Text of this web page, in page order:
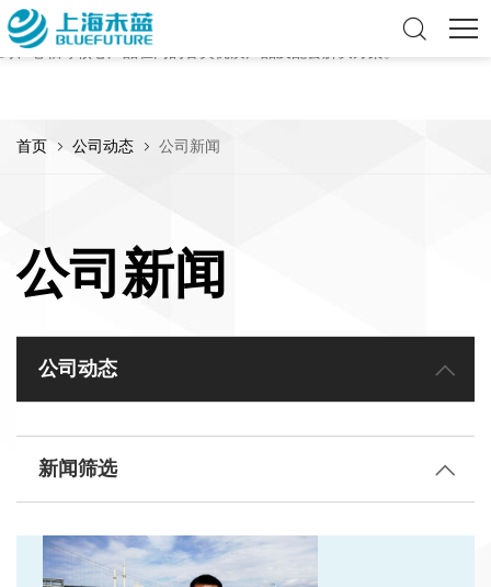
上海未蓝是专业的流体传动产品及服务提供商，致力于为全球客户提供优
质的流体解决方案，可提供包括软管、硬管、连接件、泵阀、皮带、密
封、卷轴等核心产品在内的各类优质产品及配套解决方案。
首页 公司动态 公司新闻
公司新闻
公司动态
新闻筛选